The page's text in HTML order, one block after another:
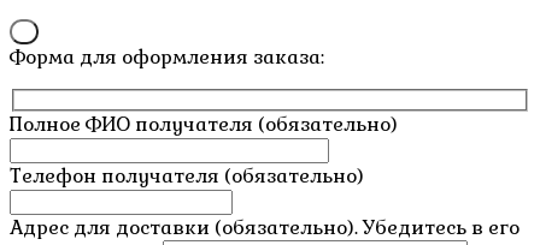
Форма для оформления заказа:
Полное ФИО получателя (обязательно)
Телефон получателя (обязательно)
Адрес для доставки (обязательно). Убедитесь в его